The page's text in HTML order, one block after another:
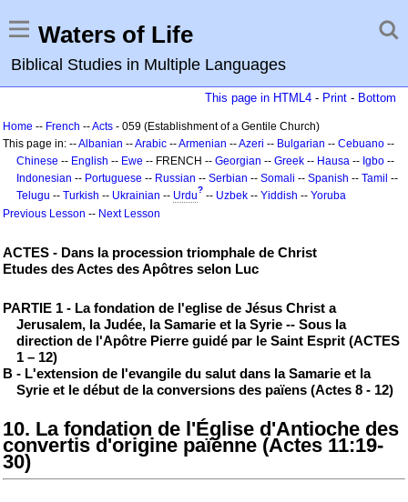
Waters of Life
Biblical Studies in Multiple Languages
This page in HTML4 - Print - Bottom
Home -- French --Acts - 059 (Establishment of a Gentile Church)
This page in: --Albanian --Arabic --Armenian --Azeri -- Bulgarian -- Cebuano --
Chinese -- English -- Ewe -- FRENCH -- Georgian -- Greek -- Hausa -- Igbo --
Indonesian -- Portuguese -- Russian -- Serbian -- Somali -- Spanish -- Tamil --
Telugu -- Turkish -- Ukrainian -- Urdu? -- Uzbek -- Yiddish -- Yoruba
Previous Lesson -- Next Lesson
ACTES - Dans la procession triomphale de Christ
Etudes des Actes des Apôtres selon Luc
PARTIE 1 - La fondation de l'eglise de Jésus Christ a
Jerusalem, la Judée, la Samarie et la Syrie -- Sous la
direction de l'Apôtre Pierre guidé par le Saint Esprit (ACTES
1 – 12)
B - L'extension de l'evangile du salut dans la Samarie et la
Syrie et le début de la conversions des païens (Actes 8 - 12)
10. La fondation de l'Église d'Antioche des
convertis d'origine païenne (Actes 11:19-
30)